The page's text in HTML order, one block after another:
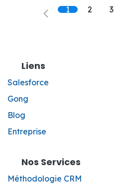
1 2 3
Liens
Salesforce
Gong
Blog
Entreprise
Nos Services
Méthodologie CRM